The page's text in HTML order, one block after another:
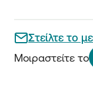
Στείλτε το
Μοιραστείτε το